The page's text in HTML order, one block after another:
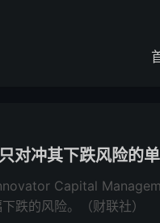
对冲其下跌风险的
Capital
跌的风险。（财联社）